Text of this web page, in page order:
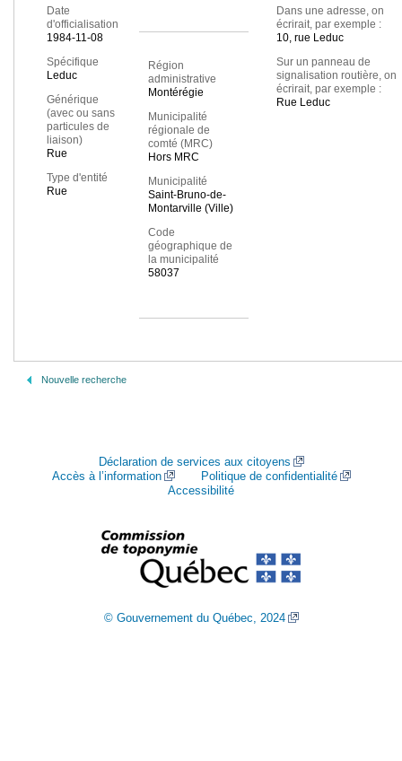
Date
d'officialisation
1984-11-08
Spécifique
Leduc
Générique
(avec ou sans
particules de
liaison)
Rue
Type d'entité
Rue
Région
administrative
Montérégie
Municipalité
régionale de
comté (MRC)
Hors MRC
Municipalité
Saint-Bruno-de-
Montarville (Ville)
Code
géographique de
la municipalité
58037
Dans une adresse, on
écrirait, par exemple :
10, rue Leduc
Sur un panneau de
signalisation routière, on
écrirait, par exemple :
Rue Leduc
Nouvelle recherche
Déclaration de services aux citoyens
Accès à l’information
Politique de confidentialité
Accessibilité
© Gouvernement du Québec, 2024